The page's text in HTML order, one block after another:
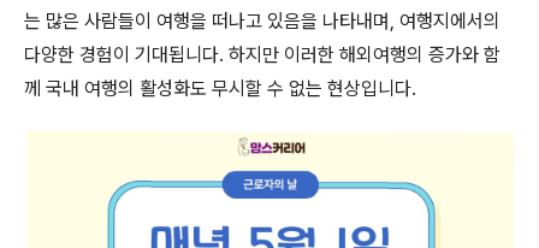
는 많은 사람들이 여행을 떠나고 있음을 나타내며, 여행지에서의
다양한 경험이 기대됩니다. 하지만 이러한 해외여행의 증가와 함
께 국내 여행의 활성화도 무시할 수 없는 현상입니다.